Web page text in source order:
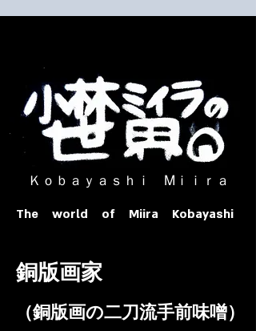
ｏｂａｙａｓｈｉ Ⅿｉｉｒａ​
The world of Miira Kobayashi
​銅版画家
​（銅版画の二刀流手前味噌）